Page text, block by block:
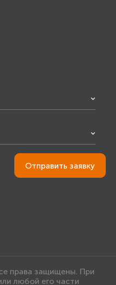
Отправить заявку
права защищены. При
любой его части